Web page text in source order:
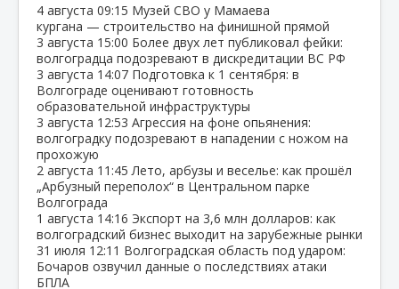
4 августа 09:15 Музей СВО у Мамаева
кургана — строительство на финишной прямой
3 августа 15:00 Более двух лет публиковал фейки:
волгоградца подозревают в дискредитации ВС РФ
3 августа 14:07 Подготовка к 1 сентября: в
Волгограде оценивают готовность
образовательной инфраструктуры
3 августа 12:53 Агрессия на фоне опьянения:
волгоградку подозревают в нападении с ножом на
прохожую
2 августа 11:45 Лето, арбузы и веселье: как прошёл
„Арбузный переполох“ в Центральном парке
Волгограда
1 августа 14:16 Экспорт на 3,6 млн долларов: как
волгоградский бизнес выходит на зарубежные рынки
31 июля 12:11 Волгоградская область под ударом:
Бочаров озвучил данные о последствиях атаки
БПЛА